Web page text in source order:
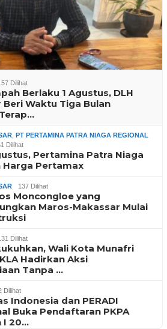
Dilihat
Berlaku 1 Agustus, DLH
Beri Waktu Tiga Bulan
PT PERTAMINA PATRA NIAGA REGIONAL
Dilihat
Pertamina Patra Niaga
Harga Pertamax
137 Dilihat
Moncongloe yang
Maros-Makassar Mulai
Dilihat
Wali Kota Munafri
Hadirkan Aksi
Tanpa …
Dilihat
Indonesia dan PERADI
Buka Pendaftaran PKPA
I 20…